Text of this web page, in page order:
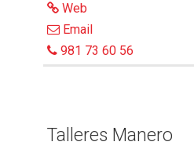
Web
Email
981 73 60 56
Talleres Manero